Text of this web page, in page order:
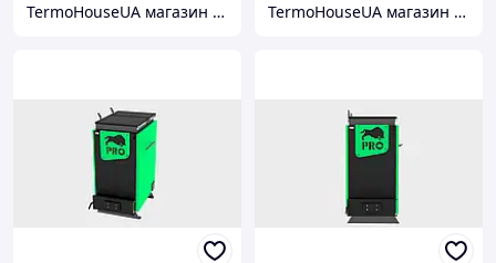
TermoHouseUA магазин опалювального і кліматичного обладнання TermoHouseUA магазин опалювального і кліматичного обладнання